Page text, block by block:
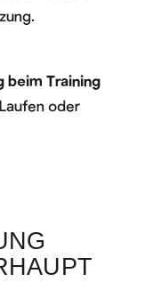
beim Training
oder